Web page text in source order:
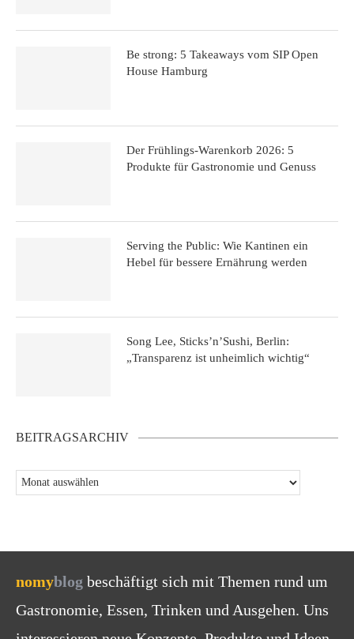
Be strong: 5 Takeaways vom SIP Open
House Hamburg
Der Frühlings-Warenkorb 2026: 5
Produkte für Gastronomie und Genuss
Serving the Public: Wie Kantinen ein
Hebel für bessere Ernährung werden
Song Lee, Sticks’n’Sushi, Berlin:
„Transparenz ist unheimlich wichtig“
BEITRAGSARCHIV
nomyblog beschäftigt sich mit Themen rund um
Gastronomie, Essen, Trinken und Ausgehen. Uns